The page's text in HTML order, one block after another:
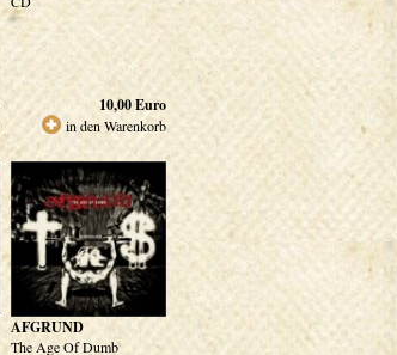
10,00Euro
in den Warenkorb
AFGRUND
The Age Of Dumb